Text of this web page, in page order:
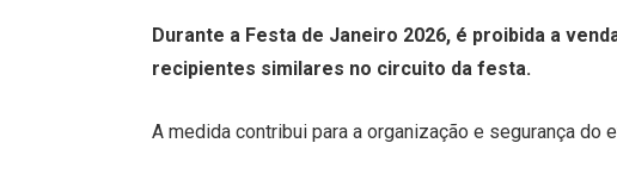
Durante a Festa de Janeiro 2026, é proibida a
recipientes similares no circuito da festa.
A medida contribui para a organização e segurança do